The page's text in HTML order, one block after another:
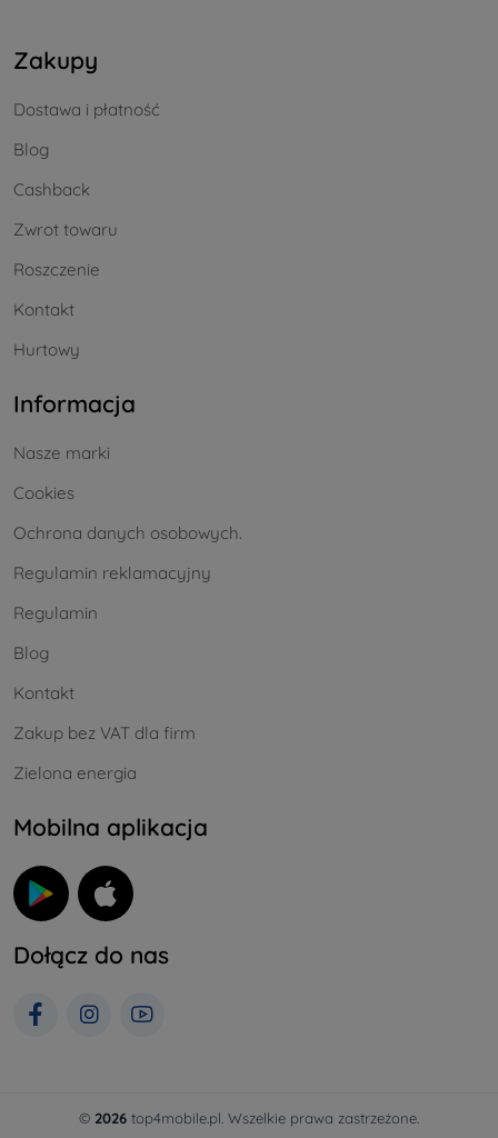
Zakupy
Dostawa i płatność
Blog
Cashback
Zwrot towaru
Roszczenie
Kontakt
Hurtowy
Informacja
Nasze marki
Cookies
Ochrona danych osobowych.
Regulamin reklamacyjny
Regulamin
Blog
Kontakt
Zakup bez VAT dla firm
Zielona energia
Mobilna aplikacja
Dołącz do nas
© 2026 top4mobile.pl. Wszelkie prawa zastrzeżone.